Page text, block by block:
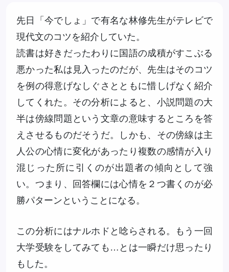
先日「今でしょ」で有名な林修先生がテレビで
現代文のコツを紹介していた。
読書は好きだったわりに国語の成積がすこぶる
悪かった私は見入ったのだが、先生はそのコツ
を例の得意げなしぐさとともに惜しげなく紹介
してくれた。その分析によると、小説問題の大
半は傍線問題という文章の意味するところを答
えさせるものだそうだ。しかも、その傍線は主
人公の心情に変化があったり複数の感情が入り
混じった所に引くのが出題者の傾向として強
い。つまり、回答欄には心情を２つ書くのが必
勝パターンということになる。
この分析にはナルホドと唸らされる。もう一回
大学受験をしてみても…とは一瞬だけ思ったり
もした。